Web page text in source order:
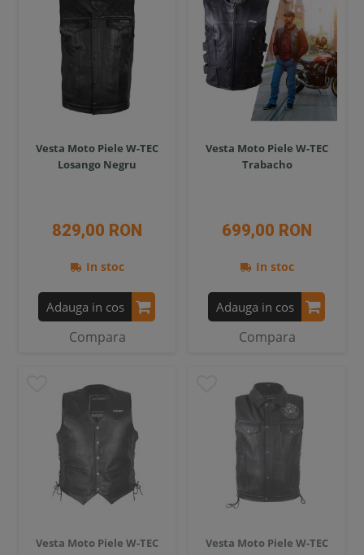
Vesta Moto Piele W-TEC
Losango Negru
829,00 RON
In stoc
Adauga in cos
Compara
Vesta Moto Piele W-TEC
Trabacho
699,00 RON
In stoc
Adauga in cos
Compara
Vesta Moto Piele W-TEC
Vesta Moto Piele W-TEC